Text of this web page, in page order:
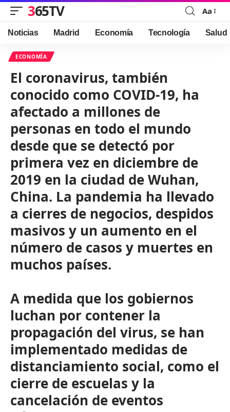
365TV
Font
Resizer
Aa
Noticias Madrid Economía Tecnología Salud
ECONOMÍA
El coronavirus, también
conocido como COVID-19, ha
afectado a millones de
personas en todo el mundo
desde que se detectó por
primera vez en diciembre de
2019 en la ciudad de Wuhan,
China. La pandemia ha llevado
a cierres de negocios, despidos
masivos y un aumento en el
número de casos y muertes en
muchos países.
A medida que los gobiernos
luchan por contener la
propagación del virus, se han
implementado medidas de
distanciamiento social, como el
cierre de escuelas y la
cancelación de eventos